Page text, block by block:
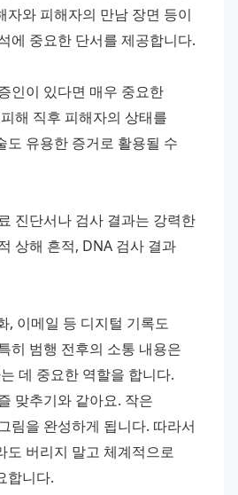
자와 피해자의 만남 장면 등이
에 중요한 단서를 제공합니다.
인이 있다면 매우 중요한
해 직후 피해자의 상태를
도 유용한 증거로 활용될 수
진단서나 검사 결과는 강력한
상해 흔적, DNA 검사 결과
, 이메일 등 디지털 기록도
히 범행 전후의 소통 내용은
데 중요한 역할을 합니다.
맞추기와 같아요. 작은
림을 완성하게 됩니다. 따라서
도 버리지 말고 체계적으로
합니다.